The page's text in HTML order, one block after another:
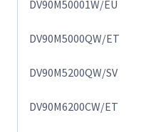
DV90M50001W/EU
DV90M5000QW/ET
DV90M5200QW/SV
DV90M6200CW/ET